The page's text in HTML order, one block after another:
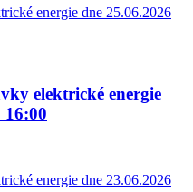
energie dne 25.06.2026
elektrické energie
16:00
energie dne 23.06.2026